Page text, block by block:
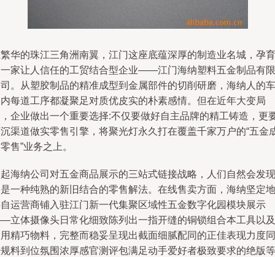
华的珠江三角洲南翼，江门这座底蕴深厚的制造业名城，孕育
家让人信任的工贸结合型企业——江门海纳塑料五金制品有限
。从塑胶制品的精准成型到金属部件的切削研磨，海纳人的车
每道工序都凝聚足对质优皮实的朴素感情。但在近年大变局
企业做出一个重要选择:不仅要做好自主品牌的精工铸造，更
渠道做实零售引擎，将聚光灯永久打在覆盖千家万户的“五金
售”业务之上。
海纳公司对五金商品展示的三站式链接战略，人们自然会发现
一种纯熟的新旧结合的零售解法。在线售卖方面，海纳坚定地
运营商铺入驻江门新一代集聚区域性五金数字化园模块展示
立体摄像头日常化细致陈列出一指开缝的铜锁组合本工具以及
精巧物料，完整而稳妥呈现出截面细腻配同的正佳表现力度同
料到位氛围浓厚感官测评包满足动手爱好者极致要求的绝版等